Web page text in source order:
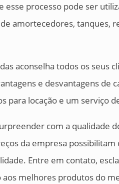
esse processo pode ser
amortecedores, tanques,
aconselha todos os seus
e desvantagens de
para locação e um serviço
com a qualidade
da empresa
Entre em contato,
aos melhores produtos do